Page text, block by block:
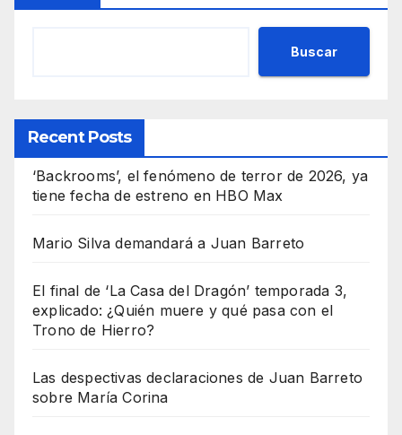
Buscar
Recent Posts
‘Backrooms’, el fenómeno de terror de 2026, ya
tiene fecha de estreno en HBO Max
Mario Silva demandará a Juan Barreto
El final de ‘La Casa del Dragón’ temporada 3,
explicado: ¿Quién muere y qué pasa con el
Trono de Hierro?
Las despectivas declaraciones de Juan Barreto
sobre María Corina